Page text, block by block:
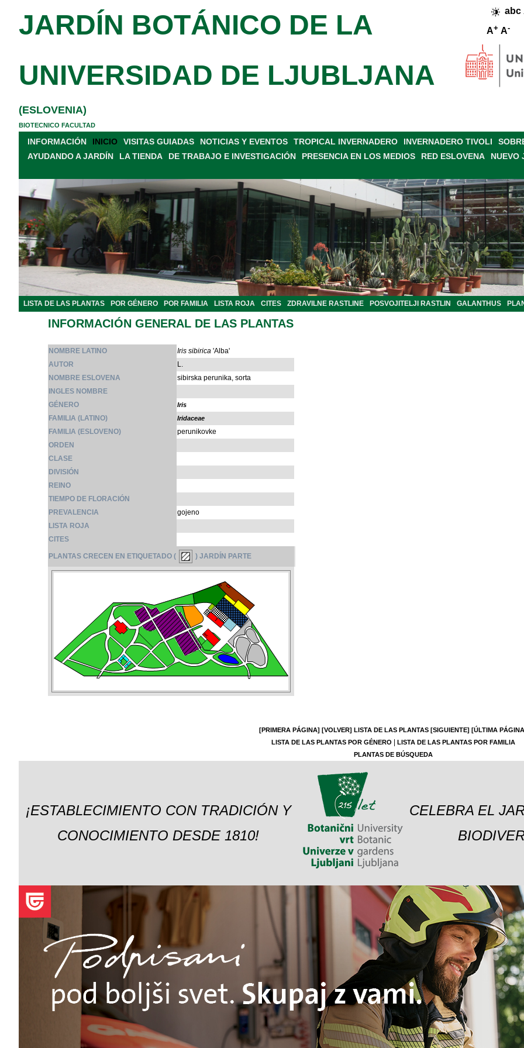
abc
A+ A-
JARDÍN BOTÁNICO DE LA
UNIVERSIDAD DE LJUBLJANA
(ESLOVENIA)
BIOTECNICO FACULTAD
INFORMACIÓN INICIO VISITAS GUIADAS NOTICIAS Y EVENTOS TROPICAL INVERNADERO INVERNADERO TIVOLI
AYUDANDO A JARDÍN
LA TIENDA DE TRABAJO E INVESTIGACIÓN PRESENCIA EN LOS MEDIOS RED ESLOVENA NUEVO
LISTA DE LAS PLANTAS POR GÉNERO POR FAMILIA LISTA ROJA CITES ZDRAVILNE RASTLINE POSVOJITELJI RASTLIN GALANTHUS
INFORMACIÓN GENERAL DE LAS PLANTAS
NOMBRE LATINO Iris sibirica 'Alba'
AUTOR
L.
NOMBRE ESLOVENA
sibirska perunika, sorta
INGLES NOMBRE
GÉNERO
Iris
FAMILIA (LATINO) Iridaceae
FAMILIA (ESLOVENO)
perunikovke
ORDEN
CLASE
DIVISIÓN
REINO
TIEMPO DE FLORACIÓN
PREVALENCIA
gojeno
LISTA ROJA
CITES
PLANTAS CRECEN EN ETIQUETADO ( ) JARDÍN PARTE
[PRIMERA PÁGINA] [VOLVER] LISTA DE LAS PLANTAS [SIGUIENTE] [ÚLTIMA
LISTA DE LAS PLANTAS POR GÉNERO
LISTA DE LAS PLANTAS POR FAMILIA
PLANTAS DE BÚSQUEDA
¡ESTABLECIMIENTO CON TRADICIÓN Y
CONOCIMIENTO DESDE 1810!
CELEBRA EL